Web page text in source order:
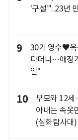
'구설'"..23년
9
30기 영수♥옥
다더니…애정
일"
10
부모와 12세
아내는 속옷
(실화탐사대)